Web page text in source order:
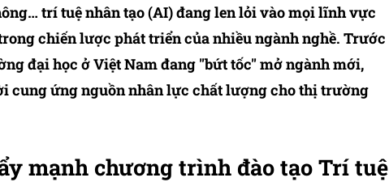
trí tuệ nhân tạo (AI) đang len lỏi vào mọi lĩnh vực
chiến lược phát triển của nhiều ngành nghề. Trước
đại học ở Việt Nam đang "bứt tốc" mở ngành mới,
cung ứng nguồn nhân lực chất lượng cho thị trường
mạnh chương trình đào tạo Trí tuệ